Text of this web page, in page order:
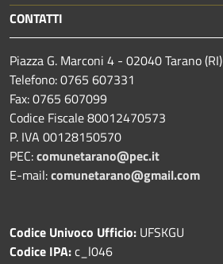
CONTATTI
Piazza G. Marconi 4 - 02040 Tarano (RI)
Telefono: 0765 607331
Fax: 0765 607099
Codice Fiscale 80012470573
P. IVA 00128150570
PEC:comunetarano@pec.it
E-mail:comunetarano@gmail.com
Codice Univoco Ufficio: UFSKGU
Codice IPA:c_l046